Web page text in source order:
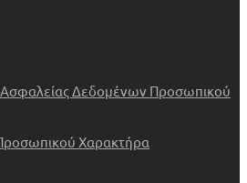
Ασφαλείας Δεδομένων Προσωπικού
Χαρακτήρα